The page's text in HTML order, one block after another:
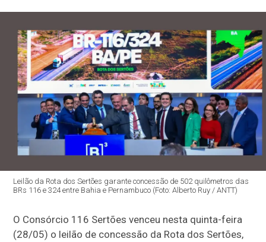
Leilão da Rota dos Sertões garante concessão de 502 quilômetros das
BRs 116 e 324 entre Bahia e Pernambuco (Foto: Alberto Ruy / ANTT)
O Consórcio 116 Sertões venceu nesta quinta-feira
(28/05) o leilão de concessão da Rota dos Sertões,